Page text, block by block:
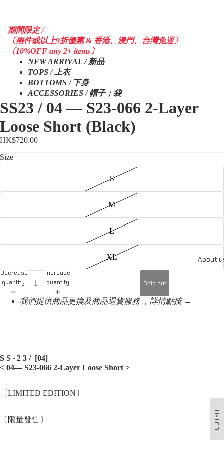
About
OUTFIT
期間限定 /
〔兩件或以上9折優惠 & 香港、澳門、台灣免運〕
〔10%OFF any 2+ items〕
NEW ARRIVAL / 新品
TOPS / 上衣
BOTTOMS / 下身
ACCESSORIES / 帽子；袋
SS23 / 04 — S23-066 2-Layer
Loose Short (Black)
HK$720.00
Size
S
M
L
XL
Decrease
quantity
Increase
quantity
Sold out
我們提供商品更換及商品退貨服務 ，詳情點按 →
S S ‧ 2 3 / [04]
< 04— S23-066 2-Layer Loose Short >
〔LIMITED EDITION〕
〔限量發售〕